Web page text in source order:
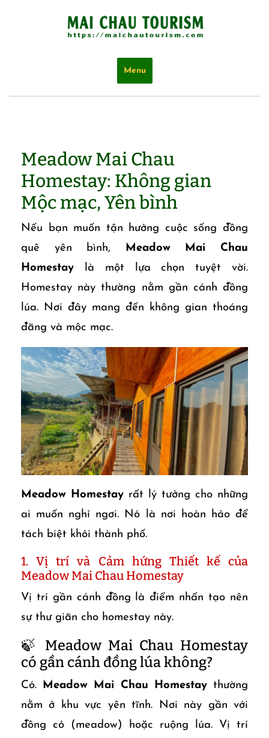
Menu
Meadow Mai Chau
Homestay: Không gian
Mộc mạc, Yên bình
Nếu bạn muốn tận hưởng cuộc sống đồng
quê yên bình, Meadow Mai Chau
Homestay là một lựa chọn tuyệt vời.
Homestay này thường nằm gần cánh đồng
lúa. Nơi đây mang đến không gian thoáng
đãng và mộc mạc.
Meadow Homestay rất lý tưởng cho những
ai muốn nghỉ ngơi. Nó là nơi hoàn hảo để
tách biệt khỏi thành phố.
1. Vị trí và Cảm hứng Thiết kế của
Meadow Mai Chau Homestay
Vị trí gần cánh đồng là điểm nhấn tạo nên
sự thư giãn cho homestay này.
🍃 Meadow Mai Chau Homestay
có gần cánh đồng lúa không?
Có. Meadow Mai Chau Homestaythường
nằm ở khu vực yên tĩnh. Nơi này gần với
đồng cỏ (meadow) hoặc ruộng lúa. Vị trí